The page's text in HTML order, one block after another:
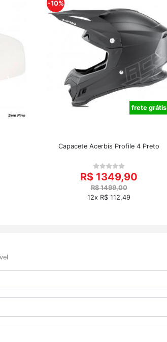
-10%
frete grátis
Capacete Acerbis Profile 4 Preto
R$ 1349,90
R$ 1499,00
12x R$ 112,49